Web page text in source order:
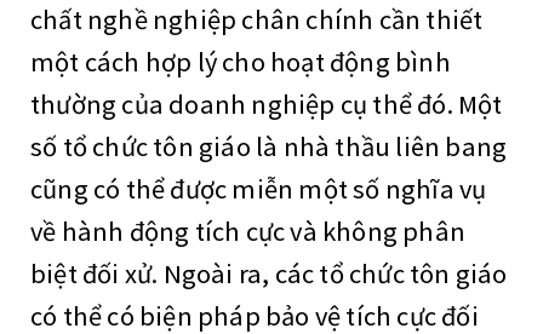
chất nghề nghiệp chân chính cần thiết
một cách hợp lý cho hoạt động bình
thường của doanh nghiệp cụ thể đó. Một
số tổ chức tôn giáo là nhà thầu liên bang
cũng có thể được miễn một số nghĩa vụ
về hành động tích cực và không phân
biệt đối xử. Ngoài ra, các tổ chức tôn giáo
có thể có biện pháp bảo vệ tích cực đối